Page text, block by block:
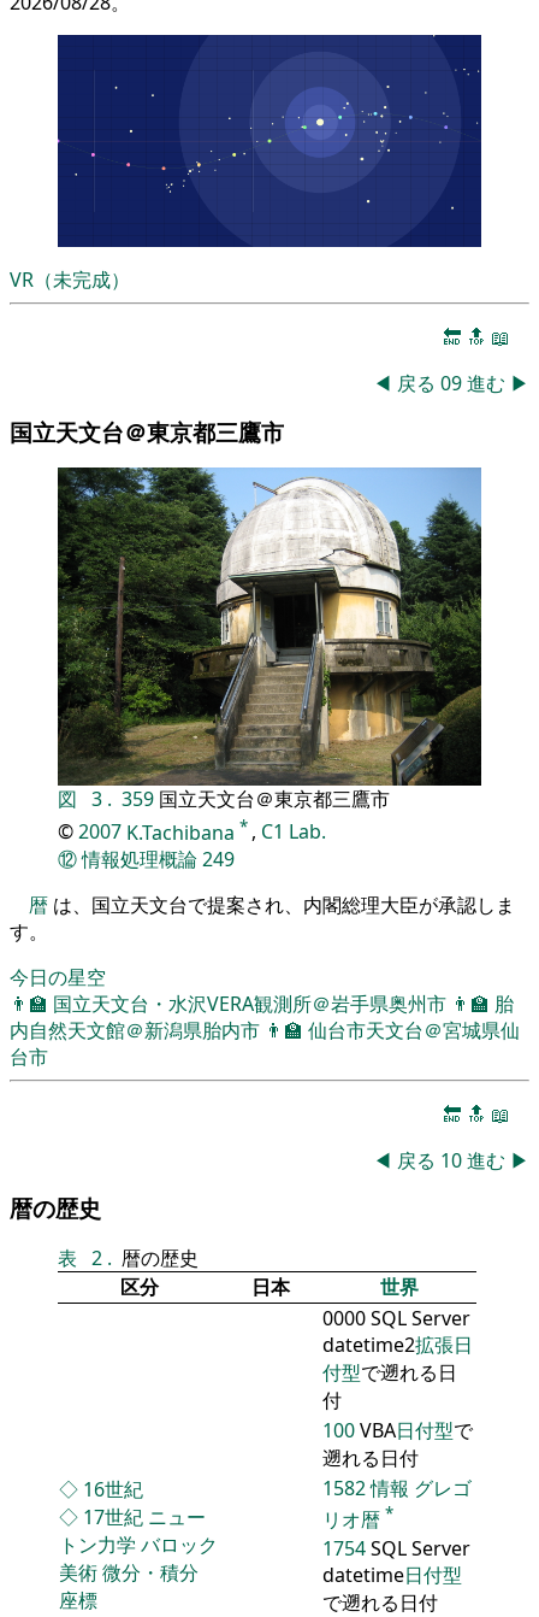
VR（未完成）
🔚 🔝 📖
◀ 戻る 09進む ▶
国立天文台＠東京都三鷹市
図 3 . 359 国立天文台＠東京都三鷹市
©2007 K.Tachibana * , C1 Lab.
⑫情報処理概論249
暦 は、国立天文台で提案され、内閣総理大臣が承認しま
す。
今日の星空
👨‍🏫 国立天文台・水沢VERA観測所＠岩手県奥州市 👨‍🏫 胎
内自然天文館＠新潟県胎内市 👨‍🏫 仙台市天文台＠宮城県仙
台市
🔚 🔝 📖
◀ 戻る 10進む ▶
暦の歴史
表 2 . 暦の歴史
区分
日本
世界
0000 SQL Server
datetime2拡張日
付型で遡れる日
付
100VBA日付型で
遡れる日付
◇ 16世紀
◇ 17世紀 ニュー
トン力学 バロック
美術微分・積分
座標
1582情報 グレゴ
リオ暦 *
1754SQL Server
datetime日付型
で遡れる日付